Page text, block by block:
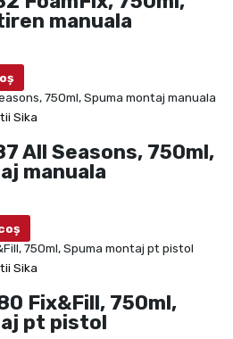
manuala
Sika
All Seasons, 750ml,
manuala
Sika
Fix&Fill, 750ml,
pt pistol